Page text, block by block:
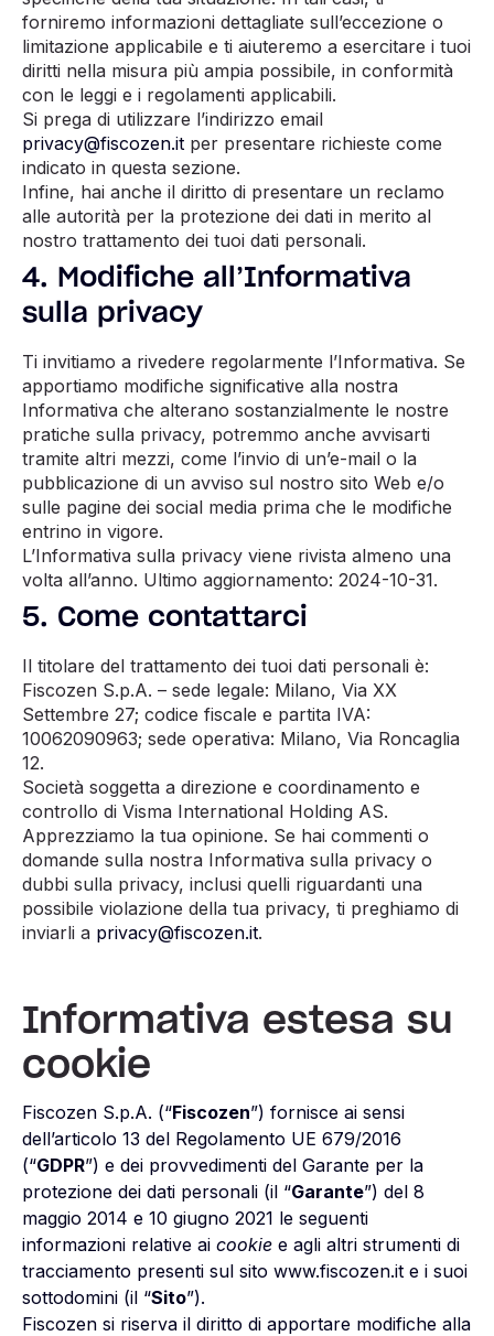
forniremo informazioni dettagliate sull’eccezione o
limitazione applicabile e ti aiuteremo a esercitare i tuoi
diritti nella misura più ampia possibile, in conformità
con le leggi e i regolamenti applicabili.
Si prega di utilizzare l’indirizzo email
privacy@fiscozen.it per presentare richieste come
indicato in questa sezione.
Infine, hai anche il diritto di presentare un reclamo
alle autorità per la protezione dei dati in merito al
nostro trattamento dei tuoi dati personali.
4. Modifiche all’Informativa
sulla privacy
Ti invitiamo a rivedere regolarmente l’Informativa. Se
apportiamo modifiche significative alla nostra
Informativa che alterano sostanzialmente le nostre
pratiche sulla privacy, potremmo anche avvisarti
tramite altri mezzi, come l’invio di un’e-mail o la
pubblicazione di un avviso sul nostro sito Web e/o
sulle pagine dei social media prima che le modifiche
entrino in vigore.
L’Informativa sulla privacy viene rivista almeno una
volta all’anno. Ultimo aggiornamento: 2024-10-31.
5. Come contattarci
Il titolare del trattamento dei tuoi dati personali è:
Fiscozen S.p.A. – sede legale: Milano, Via XX
Settembre 27; codice fiscale e partita IVA:
10062090963; sede operativa: Milano, Via Roncaglia
12.
Società soggetta a direzione e coordinamento e
controllo di Visma International Holding AS.
Apprezziamo la tua opinione. Se hai commenti o
domande sulla nostra Informativa sulla privacy o
dubbi sulla privacy, inclusi quelli riguardanti una
possibile violazione della tua privacy, ti preghiamo di
inviarli a privacy@fiscozen.it.
Informativa estesa su
cookie
Fiscozen S.p.A. (“Fiscozen”) fornisce ai sensi
dell’articolo 13 del Regolamento UE 679/2016
(“GDPR”) e dei provvedimenti del Garante per la
protezione dei dati personali (il “Garante”) del 8
maggio 2014 e 10 giugno 2021 le seguenti
informazioni relative ai cookie e agli altri strumenti di
tracciamento presenti sul sito www.fiscozen.it e i suoi
sottodomini (il “Sito”).
Fiscozen si riserva il diritto di apportare modifiche alla